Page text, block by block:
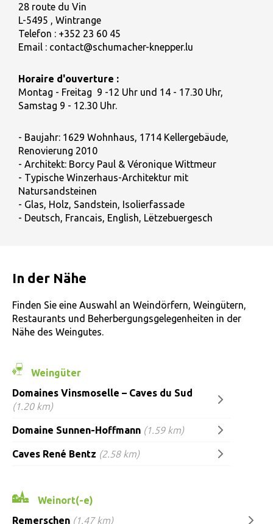
28 route du Vin
L-5495 , Wintrange
Telefon : +352 23 60 45
Email : contact@schumacher-knepper.lu
Horaire d'ouverture :
Montag - Freitag 9 -12 Uhr und 14 - 17.30 Uhr,
Samstag 9 - 12.30 Uhr.
- Baujahr: 1629 Wohnhaus, 1714 Kellergebäude,
Renovierung 2010
- Architekt: Borcy Paul & Véronique Wittmeur
- Typische Winzerhaus-Architektur mit
Natursandsteinen
- Glas, Holz, Sandstein, Isolierfassade
- Deutsch, Francais, English, Lëtzebuergesch
In der Nähe
Finden Sie eine Auswahl an Weindörfern, Weingütern,
Restaurants und Beherbergungsgelegenheiten in der
Nähe des Weingutes.
Weingüter
Domaines Vinsmoselle – Caves du Sud
(1.20 km)
Domaine Sunnen-Hoffmann (1.59 km)
Caves René Bentz (2.58 km)
Weinort(-e)
Remerschen (1.47 km)